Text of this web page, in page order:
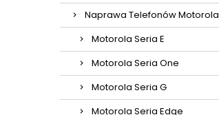
Naprawa Telefonów Motorola
Motorola Seria E
Motorola Seria One
Motorola Seria G
Motorola Seria Edge